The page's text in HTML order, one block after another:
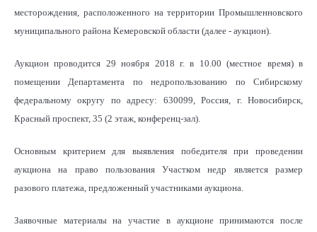
месторождения, расположенного на территории Промышленновского
муниципального района Кемеровской области (далее - аукцион).
Аукцион проводится 29 ноября 2018 г. в 10.00 (местное время) в
помещении Департамента по недропользованию по Сибирскому
федеральному округу по адресу: 630099, Россия, г. Новосибирск,
Красный проспект, 35 (2 этаж, конференц-зал).
Основным критерием для выявления победителя при проведении
аукциона на право пользования Участком недр является размер
разового платежа, предложенный участниками аукциона.
Заявочные материалы на участие в аукционе принимаются после